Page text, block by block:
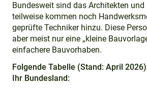
Bundesweit sind das Architekten und
teilweise kommen noch
geprüfte Techniker hinzu. Diese
aber meist nur eine „kleine
einfachere Bauvorhaben.
Folgende Tabelle (Stand: April
Ihr Bundesland: